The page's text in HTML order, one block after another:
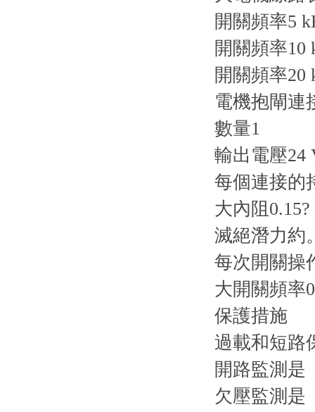
開關頻率5
開關頻率10
開關頻率20
電機抱閘連
數量1
輸出電壓24
每個連接的
大內阻0.15?
滅絕潛力約
每次開關操
大開關頻率
保護措施
過載和短路
開路監測是
欠壓監測是